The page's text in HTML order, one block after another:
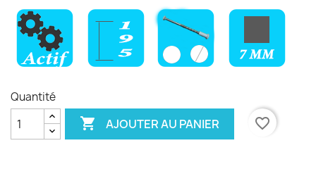
Quantité
 AJOUTER AU PANIER favorite_border